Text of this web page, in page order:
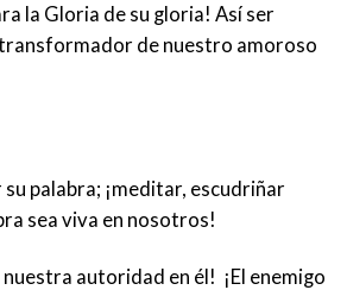
la Gloria de su gloria! Así ser
de nuestro amoroso
palabra; ¡meditar, escudriñar
sea viva en nosotros!
autoridad en él! ¡El enemigo